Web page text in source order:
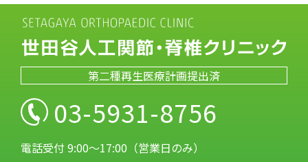
第二種再生医療計画提出済
03-5931-8756
電話受付 9:00～17:00（営業日のみ）